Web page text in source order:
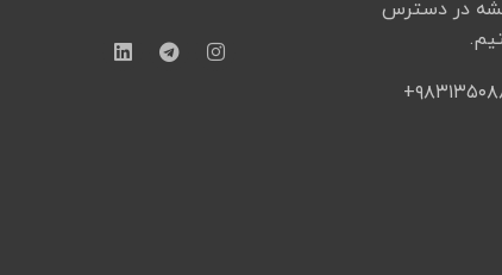
در دسترس